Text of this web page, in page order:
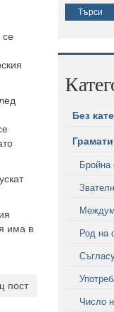
се
има в
пост
Без
Род на
Число